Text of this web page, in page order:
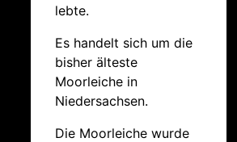
lebte.
Es handelt sich um die
bisher älteste
Moorleiche in
Niedersachsen.
Die Moorleiche wurde